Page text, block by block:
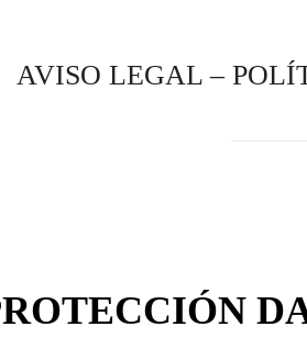
AVISO LEGAL –